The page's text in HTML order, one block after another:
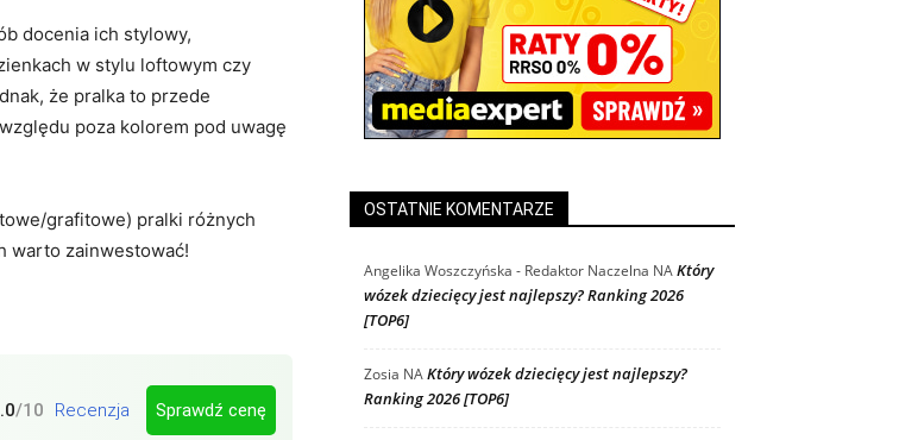
docenia ich stylowy,
w stylu loftowym czy
że pralka to przede
poza kolorem pod uwagę
grafitowe) pralki różnych
warto zainwestować!
/10 Recenzja Sprawdź cenę
OSTATNIE KOMENTARZE
Angelika Woszczyńska - Redaktor Naczelna NAKtóry
wózek dziecięcy jest najlepszy? Ranking 2026
[TOP6]
Zosia NAKtóry wózek dziecięcy jest najlepszy?
Ranking 2026 [TOP6]